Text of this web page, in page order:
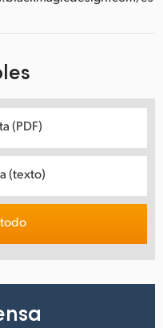
(PDF)
(texto)